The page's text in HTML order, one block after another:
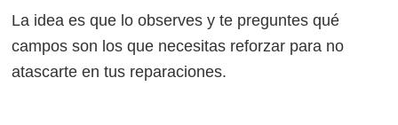
La idea es que lo observes y te preguntes qué
campos son los que necesitas reforzar para no
atascarte en tus reparaciones.